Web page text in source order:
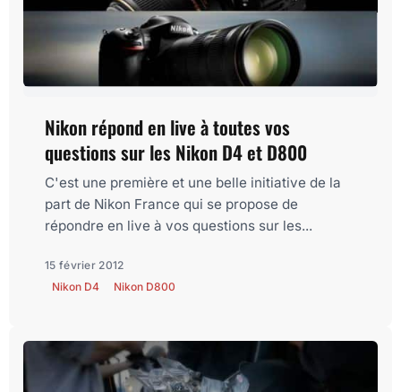
Nikon répond en live à toutes vos
questions sur les Nikon D4 et D800
C'est une première et une belle initiative de la
part de Nikon France qui se propose de
répondre en live à vos questions sur les...
15 février 2012
Nikon D4
Nikon D800